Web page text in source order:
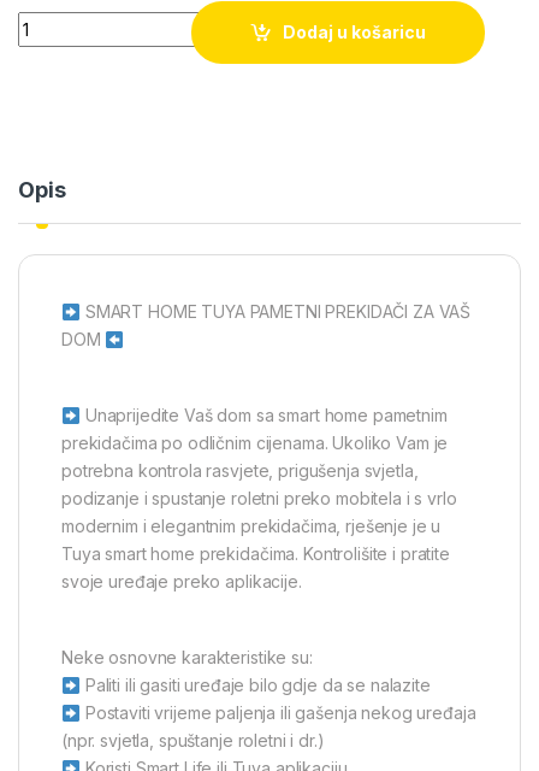
Quantity
Dodaj u košaricu
Opis
SMART HOME TUYA PAMETNI PREKIDAČI ZA VAŠ
DOM
Unaprijedite Vaš dom sa smart home pametnim
prekidačima po odličnim cijenama. Ukoliko Vam je
potrebna kontrola rasvjete, prigušenja svjetla,
podizanje i spustanje roletni preko mobitela i s vrlo
modernim i elegantnim prekidačima, rješenje je u
Tuya smart home prekidačima. Kontrolišite i pratite
svoje uređaje preko aplikacije.
Neke osnovne karakteristike su:
Paliti ili gasiti uređaje bilo gdje da se nalazite
Postaviti vrijeme paljenja ili gašenja nekog uređaja
(npr. svjetla, spuštanje roletni i dr.)